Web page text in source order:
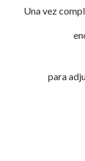
Una vez
para